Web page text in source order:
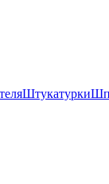
Штукатурки